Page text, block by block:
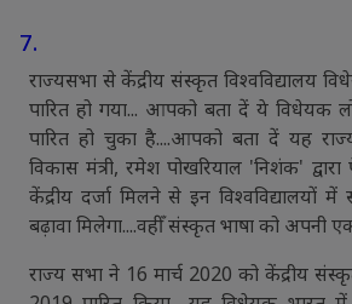
7.
राज्यसभा से केंद्रीय संस्कृत विश्वविद्यालय
पारित हो गया... आपको बता दें ये विधेयक
पारित हो चुका है....आपको बता दें यह
विकास मंत्री, रमेश पोखरियाल 'निशंक'
केंद्रीय दर्जा मिलने से इन विश्वविद्यालयों
बढ़ावा मिलेगा....वहीँ संस्कृत भाषा को अपनी
राज्य सभा ने 16 मार्च 2020 को केंद्रीय